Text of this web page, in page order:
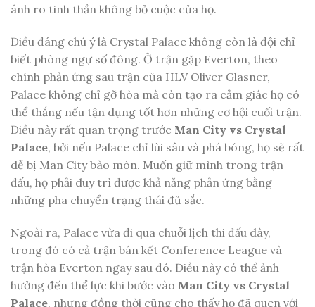
ánh rõ tinh thần không bỏ cuộc của họ.
Điều đáng chú ý là Crystal Palace không còn là đội chỉ
biết phòng ngự số đông. Ở trận gặp Everton, theo
chính phản ứng sau trận của HLV Oliver Glasner,
Palace không chỉ gỡ hòa mà còn tạo ra cảm giác họ có
thể thắng nếu tận dụng tốt hơn những cơ hội cuối trận.
Điều này rất quan trọng trước Man City vs Crystal
Palace, bởi nếu Palace chỉ lùi sâu và phá bóng, họ sẽ rất
dễ bị Man City bào mòn. Muốn giữ mình trong trận
đấu, họ phải duy trì được khả năng phản ứng bằng
những pha chuyển trạng thái đủ sắc.
Ngoài ra, Palace vừa đi qua chuỗi lịch thi đấu dày,
trong đó có cả trận bán kết Conference League và
trận hòa Everton ngay sau đó. Điều này có thể ảnh
hưởng đến thể lực khi bước vào Man City vs Crystal
Palace, nhưng đồng thời cũng cho thấy họ đã quen với